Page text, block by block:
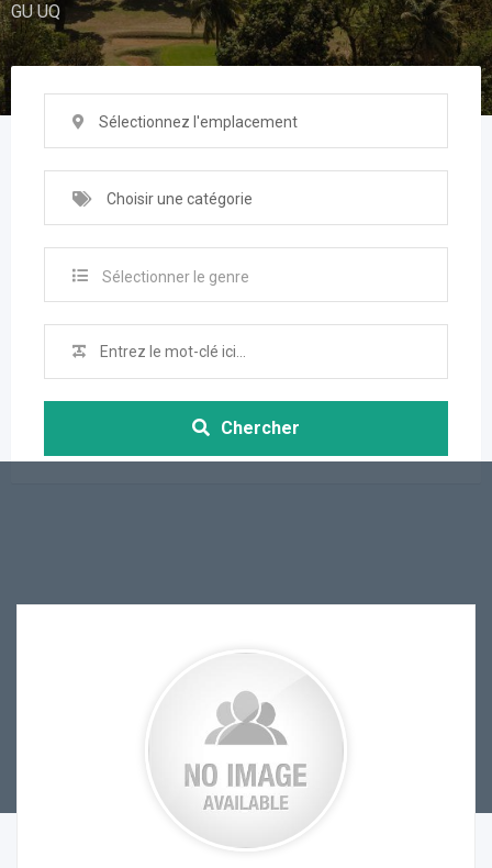
GU UQ
Sélectionnez l'emplacement
Choisir une catégorie
Sélectionner le genre
Chercher